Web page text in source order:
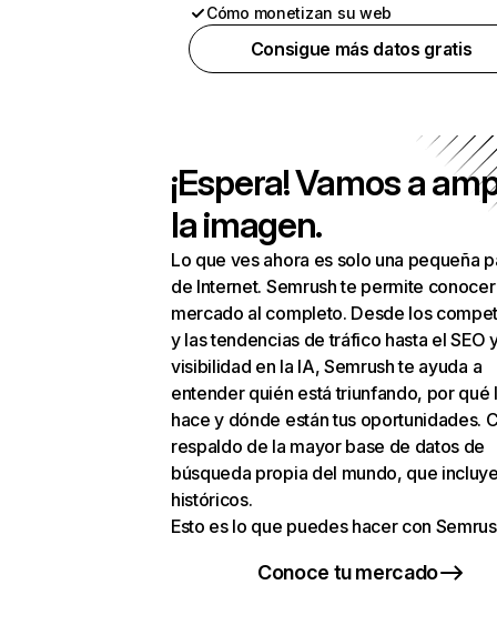
Cómo monetizan su web
Consigue más datos gratis
¡Espera! Vamos a
la imagen.
Lo que ves ahora es solo una pequeña
de Internet. Semrush te permite
mercado al completo. Desde los
y las tendencias de tráfico hasta el SEO
visibilidad en la IA, Semrush te ayuda a
entender quién está triunfando, por qué
hace y dónde están tus oportunidades.
respaldo de la mayor base de datos de
búsqueda propia del mundo, que
históricos.
Esto es lo que puedes hacer con
Conoce tu mercado